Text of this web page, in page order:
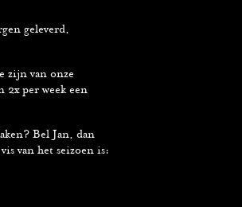
geleverd.
zijn van onze
2x per week een
Bel Jan, dan
van het seizoen is: